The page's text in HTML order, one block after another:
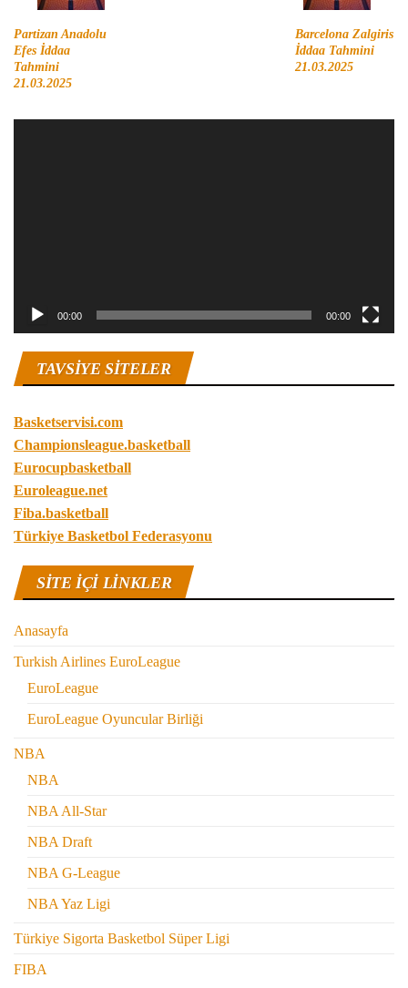
Partizan Anadolu
Efes İddaa
Tahmini
21.03.2025
Barcelona Zalgiris
İddaa Tahmini
21.03.2025
00:00 00:00
TAVSIYE SITELER
Basketservisi.com
Championsleague.basketball
Eurocupbasketball
Euroleague.net
Fiba.basketball
Türkiye Basketbol Federasyonu
SITE IÇI LINKLER
Anasayfa
Turkish Airlines EuroLeague
EuroLeague
EuroLeague Oyuncular Birliği
NBA
NBA
NBA All-Star
NBA Draft
NBA G-League
NBA Yaz Ligi
Türkiye Sigorta Basketbol Süper Ligi
FIBA